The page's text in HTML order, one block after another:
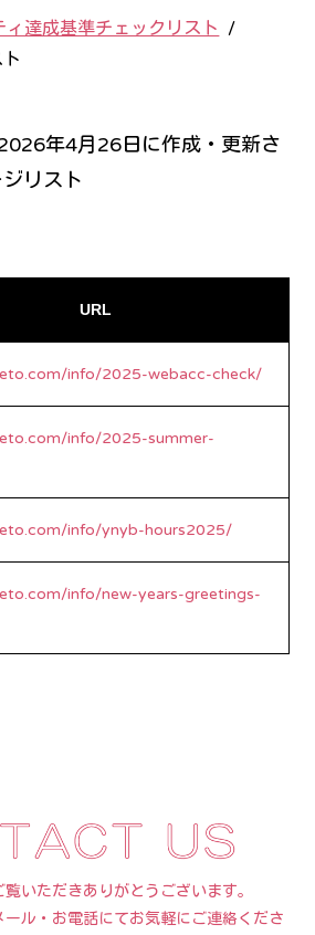
達成基準チェックリスト /
年4月26日に作成・更新さ
リスト
URL
info/2025-webacc-check/
info/2025-summer-
info/ynyb-hours2025/
info/new-years-greetings-
いただきありがとうございます。
ール・お電話にてお気軽にご連絡くださ